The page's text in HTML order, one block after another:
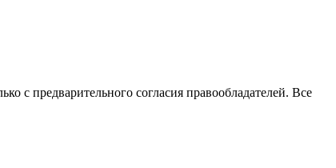
с предварительного согласия правообладателей. Все